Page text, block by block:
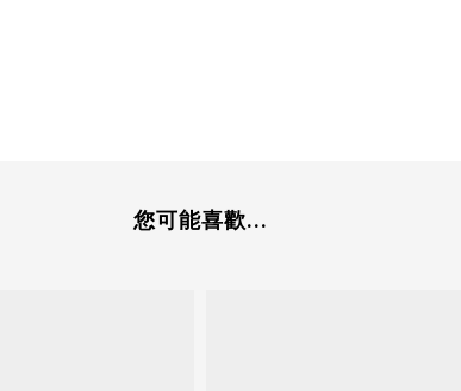
您可能喜歡...